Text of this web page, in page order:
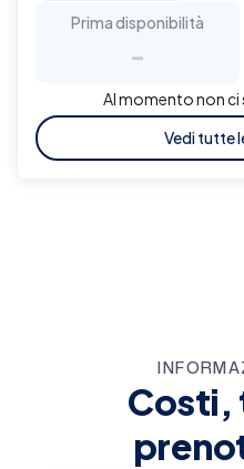
Prima disponibilità
-
Al momento non
Vedi tutte
Costi,